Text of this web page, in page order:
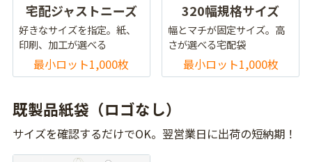
宅配ジャストニーズ
好きなサイズを指定。紙、
印刷、加工が選べる
最小ロット1,000枚
320幅規格サイズ
幅とマチが固定サイズ。高
さが選べる宅配袋
最小ロット1,000枚
既製品紙袋（ロゴなし）
サイズを確認するだけでOK。翌営業日に出荷の短納期！